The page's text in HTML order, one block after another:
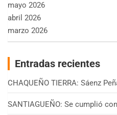
mayo 2026
abril 2026
marzo 2026
Entradas recientes
CHAQUEÑO TIERRA: Sáenz
SANTIAGUEÑO: Se cumplió